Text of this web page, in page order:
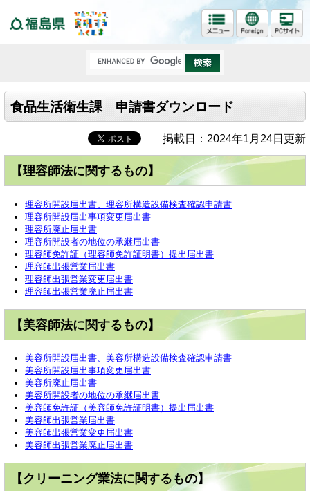
食品生活衛生課 申請書ダウンロード
掲載日：2024年1月24日更新
【理容師法に関するもの】
理容所開設届出書、理容所構造設備検査確認申請書
理容所開設届出事項変更届出書
理容所廃止届出書
理容所開設者の地位の承継届出書
理容師免許証（理容師免許証明書）提出届出書
理容師出張営業届出書
理容師出張営業変更届出書
理容師出張営業廃止届出書
【美容師法に関するもの】
美容所開設届出書、美容所構造設備検査確認申請書
美容所開設届出事項変更届出書
美容所廃止届出書
美容所開設者の地位の承継届出書
美容師免許証（美容師免許証明書）提出届出書
美容師出張営業届出書
美容師出張営業変更届出書
美容師出張営業廃止届出書
【クリーニング業法に関するもの】